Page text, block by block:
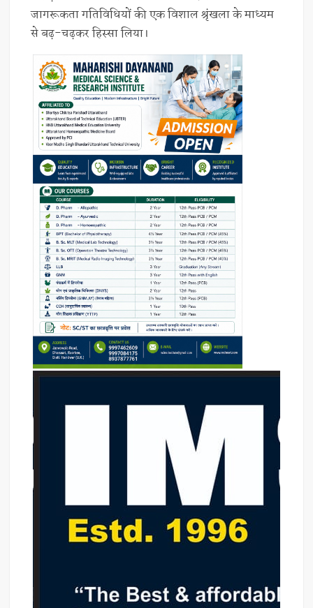
जागरूकता गतिविधियों की एक विशाल श्रृंखला के माध्यम
से बढ़-चढ़कर हिस्सा लिया।